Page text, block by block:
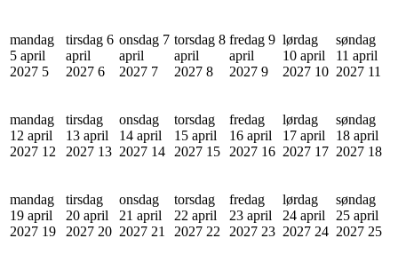
mandag
5 april
2027 5
tirsdag 6
april
2027 6
onsdag 7
april
2027 7
torsdag 8
april
2027 8
fredag 9
april
2027 9
lørdag
10 april
2027 10
søndag
11 april
2027 11
mandag
12 april
2027 12
tirsdag
13 april
2027 13
onsdag
14 april
2027 14
torsdag
15 april
2027 15
fredag
16 april
2027 16
lørdag
17 april
2027 17
søndag
18 april
2027 18
mandag
19 april
2027 19
tirsdag
20 april
2027 20
onsdag
21 april
2027 21
torsdag
22 april
2027 22
fredag
23 april
2027 23
lørdag
24 april
2027 24
søndag
25 april
2027 25